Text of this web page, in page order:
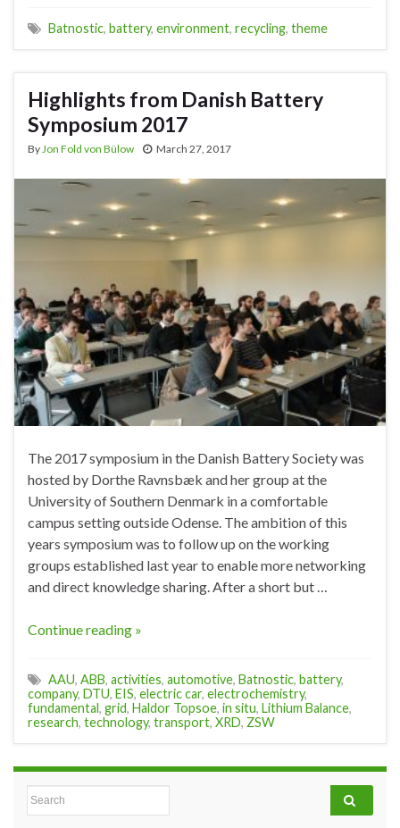
Batnostic, battery, environment, recycling, theme
Highlights from Danish Battery
Symposium 2017
By Jon Fold von Bülow March 27, 2017
The 2017 symposium in the Danish Battery Society was
hosted by Dorthe Ravnsbæk and her group at the
University of Southern Denmark in a comfortable
campus setting outside Odense. The ambition of this
years symposium was to follow up on the working
groups established last year to enable more networking
and direct knowledge sharing. After a short but …
Continue reading »
AAU, ABB, activities, automotive, Batnostic, battery,
company, DTU, EIS, electric car, electrochemistry,
fundamental, grid, Haldor Topsoe, in situ, Lithium Balance,
research, technology, transport, XRD, ZSW
Search for: